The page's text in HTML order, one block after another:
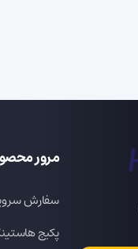
مرور
سفارش
پکیج